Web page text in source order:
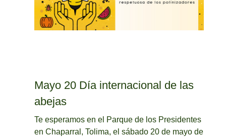
Mayo 20 Día internacional de las
abejas
Te esperamos en el Parque de los Presidentes
en Chaparral, Tolima, el sábado 20 de mayo de